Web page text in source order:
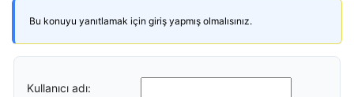
Bu konuyu yanıtlamak için giriş yapmış olmalısınız.
Kullanıcı adı: